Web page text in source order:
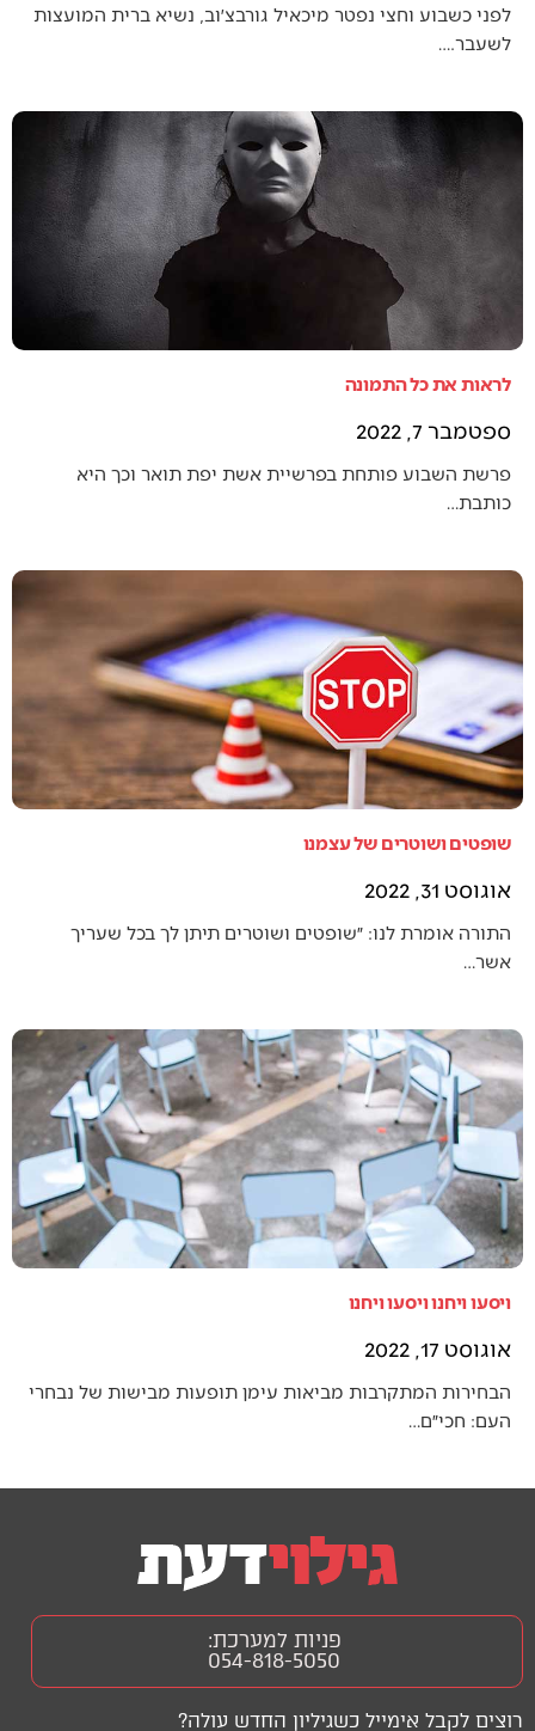
לפני כשבוע וחצי נפטר מיכאיל גורבצ׳וב, נשיא ברית המועצות
לשעבר.…
לראות את כל התמונה
ספטמבר 7, 2022
פרשת השבוע פותחת בפרשיית אשת יפת תואר וכך היא
כותבת…
שופטים ושוטרים של עצמנו
אוגוסט 31, 2022
התורה אומרת לנו: ״שופטים ושוטרים תיתן לך בכל שעריך
אשר…
ויסעו ויחנו ויסעו ויחנו
אוגוסט 17, 2022
הבחירות המתקרבות מביאות עימן תופעות מבישות של נבחרי
העם: חכי״ם…
רוצים לקבל אימייל כשגיליון החדש עולה?
פניות למערכת:
054-818-5050